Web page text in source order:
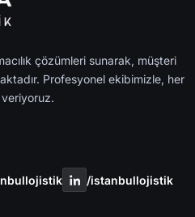
çözümleri sunarak, müşteri
Profesyonel ekibimizle, her
/i̇stanbullojistik